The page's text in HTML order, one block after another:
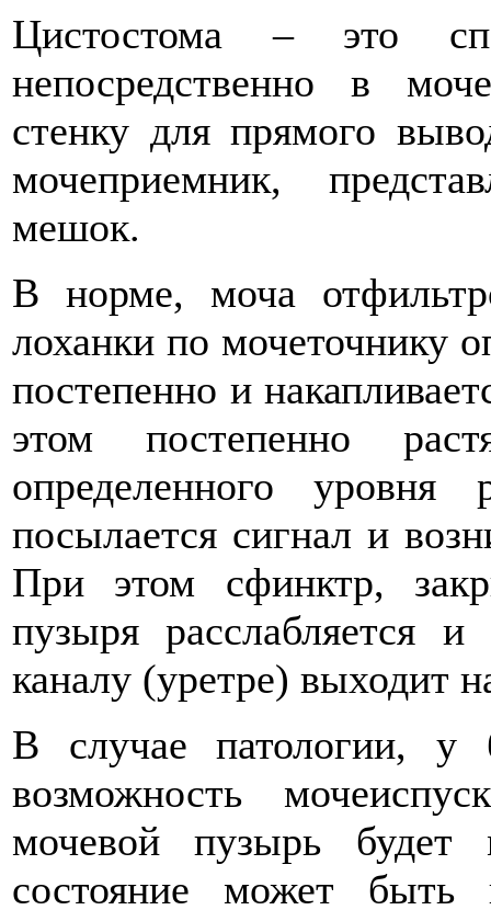
Цистостома – это
непосредственно в
стенку для прямого
мочеприемник,
мешок.
В норме, моча
лоханки по мочеточнику
постепенно и
этом постепенно
определенного
посылается сигнал и
При этом сфинктр,
пузыря расслабляется
каналу (уретре) выходит
В случае патологии, у
возможность
мочевой пузырь будет
состояние может